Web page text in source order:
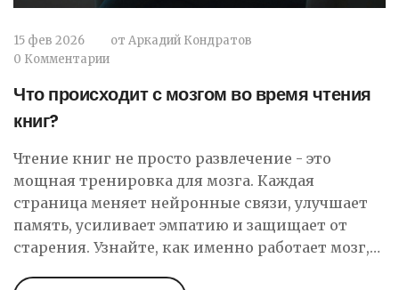
15 фев 2026 от Аркадий Кондратов
0 Комментарии
Что происходит с мозгом во время чтения
книг?
Чтение книг не просто развлечение - это
мощная тренировка для мозга. Каждая
страница меняет нейронные связи, улучшает
память, усиливает эмпатию и защищает от
старения. Узнайте, как именно работает мозг,